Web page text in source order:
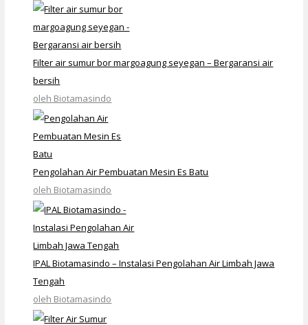
Filter air sumur bor margoagung seyegan – Bergaransi air
bersih
oleh Biotamasindo
Pengolahan Air Pembuatan Mesin Es Batu
oleh Biotamasindo
IPAL Biotamasindo – Instalasi Pengolahan Air Limbah Jawa
Tengah
oleh Biotamasindo